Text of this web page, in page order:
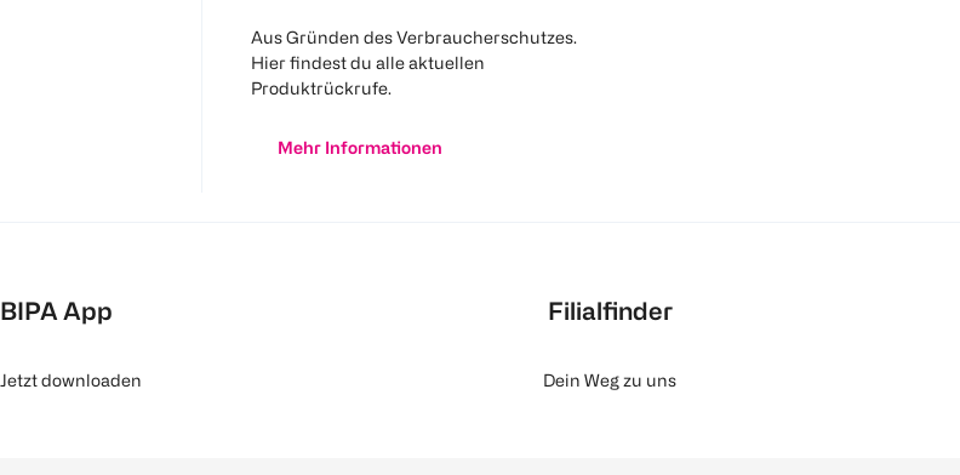
Aus Gründen des Verbraucherschutzes.
Hier findest du alle aktuellen
Produktrückrufe.
Mehr Informationen
BIPA App
Jetzt downloaden
Filialfinder
Dein Weg zu uns